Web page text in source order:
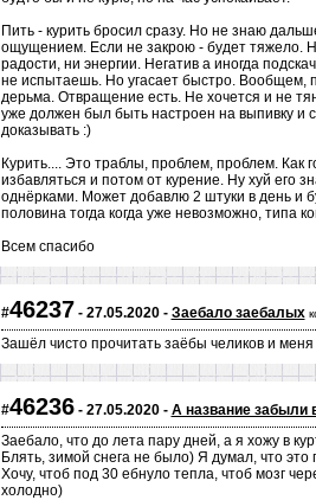
Пить - курить бросил сразу. Но не знаю
ощущением. Если не закрою - будет тяжело.
радости, ни энергии. Негатив а иногда
не испытаешь. Но угасает быстро. Вообщем,
дерьма. Отвращение есть. Не хочется и не
уже должен был быть настроен на выпивку и
доказывать :)
Курить.... Это траблы, проблем, проблем. Как
избавляться и потом от курение. Ну хуй его
однёрками. Может добавлю 2 штуки в день и
половина тогда когда уже невозможно, типа
Всем спасибо
#46237 - 27.05.2020 - Заебало заебалых
Зашёл чисто прочитать заёбы челиков и меня
#46236- 27.05.2020 - А название забыли
Заебало, что до лета пару дней, а я хожу в
Блять, зимой снега не было) Я думал, что это
Хочу, чтоб под 30 ебнуло тепла, чтоб мозг
холодно)